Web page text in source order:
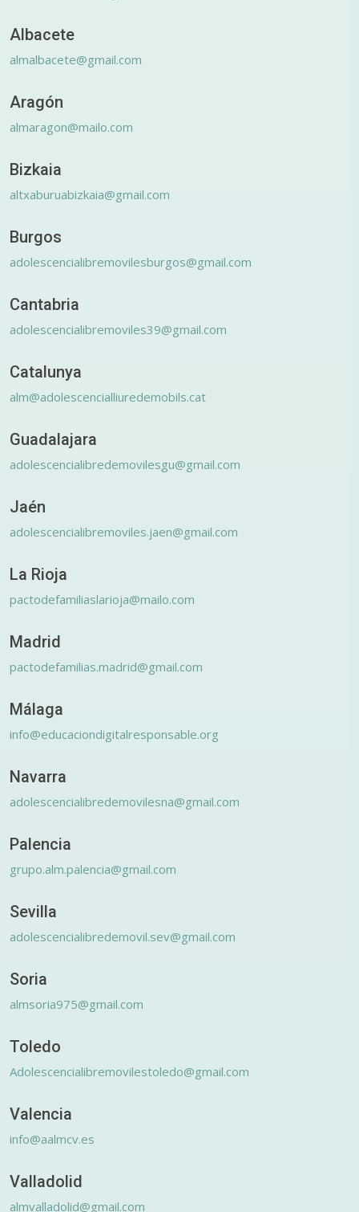
Albacete
almalbacete@gmail.com
Aragón
almaragon@mailo.com
Bizkaia
altxaburuabizkaia@gmail.com
Burgos
adolescencialibremovilesburgos@gmail.com
Cantabria
adolescencialibremoviles39@gmail.com
Catalunya
alm@adolescencialliuredemobils.cat
Guadalajara
adolescencialibredemovilesgu@gmail.com
Jaén
adolescencialibremoviles.jaen@gmail.com
La Rioja
pactodefamiliaslarioja@mailo.com
Madrid
pactodefamilias.madrid@gmail.com
Málaga
info@educaciondigitalresponsable.org
Navarra
adolescencialibredemovilesna@gmail.com
Palencia
grupo.alm.palencia@gmail.com
Sevilla
adolescencialibredemovil.sev@gmail.com
Soria
almsoria975@gmail.com
Toledo
Adolescencialibremovilestoledo@gmail.com
Valencia
info@aalmcv.es
Valladolid
almvalladolid@gmail.com